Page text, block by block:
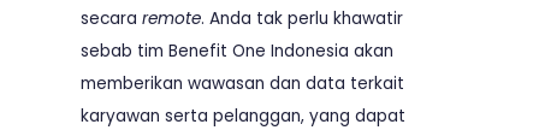
secara remote. Anda tak perlu khawatir
sebab tim Benefit One Indonesia akan
memberikan wawasan dan data terkait
karyawan serta pelanggan, yang dapat